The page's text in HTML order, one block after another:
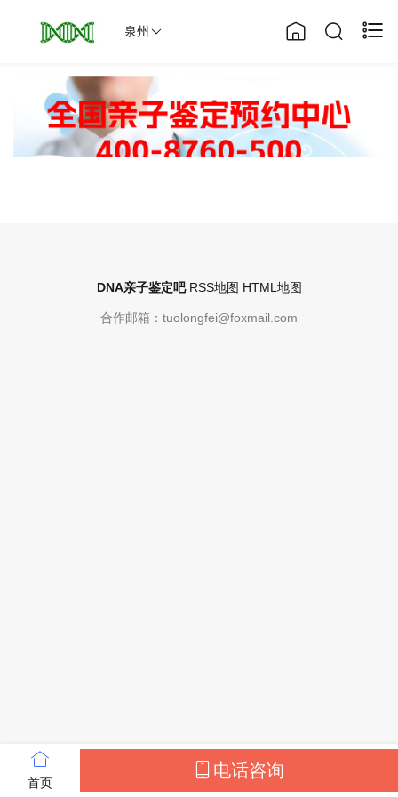
泉州
DNA亲子鉴定吧 RSS地图 HTML地图
全国亲子鉴定电话预约 (注重隐私，价格透明)
合作邮箱：tuolongfei@foxmail.com
首页
电话咨询